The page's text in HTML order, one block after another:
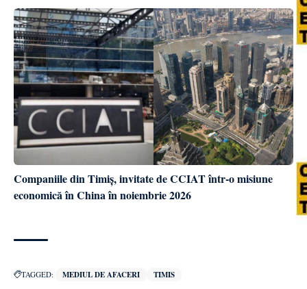
Companiile din Timiș, invitate de CCIAT într-o misiune
economică în China în noiembrie 2026
TAGGED: MEDIUL DE AFACERI TIMIS